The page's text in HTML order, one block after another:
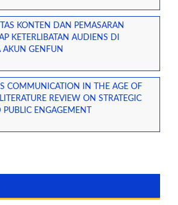
KONTEN DAN PEMASARAN
KETERLIBATAN AUDIENS DI
AKUN GENFUN
COMMUNICATION IN THE AGE OF
REVIEW ON STRATEGIC
ENGAGEMENT